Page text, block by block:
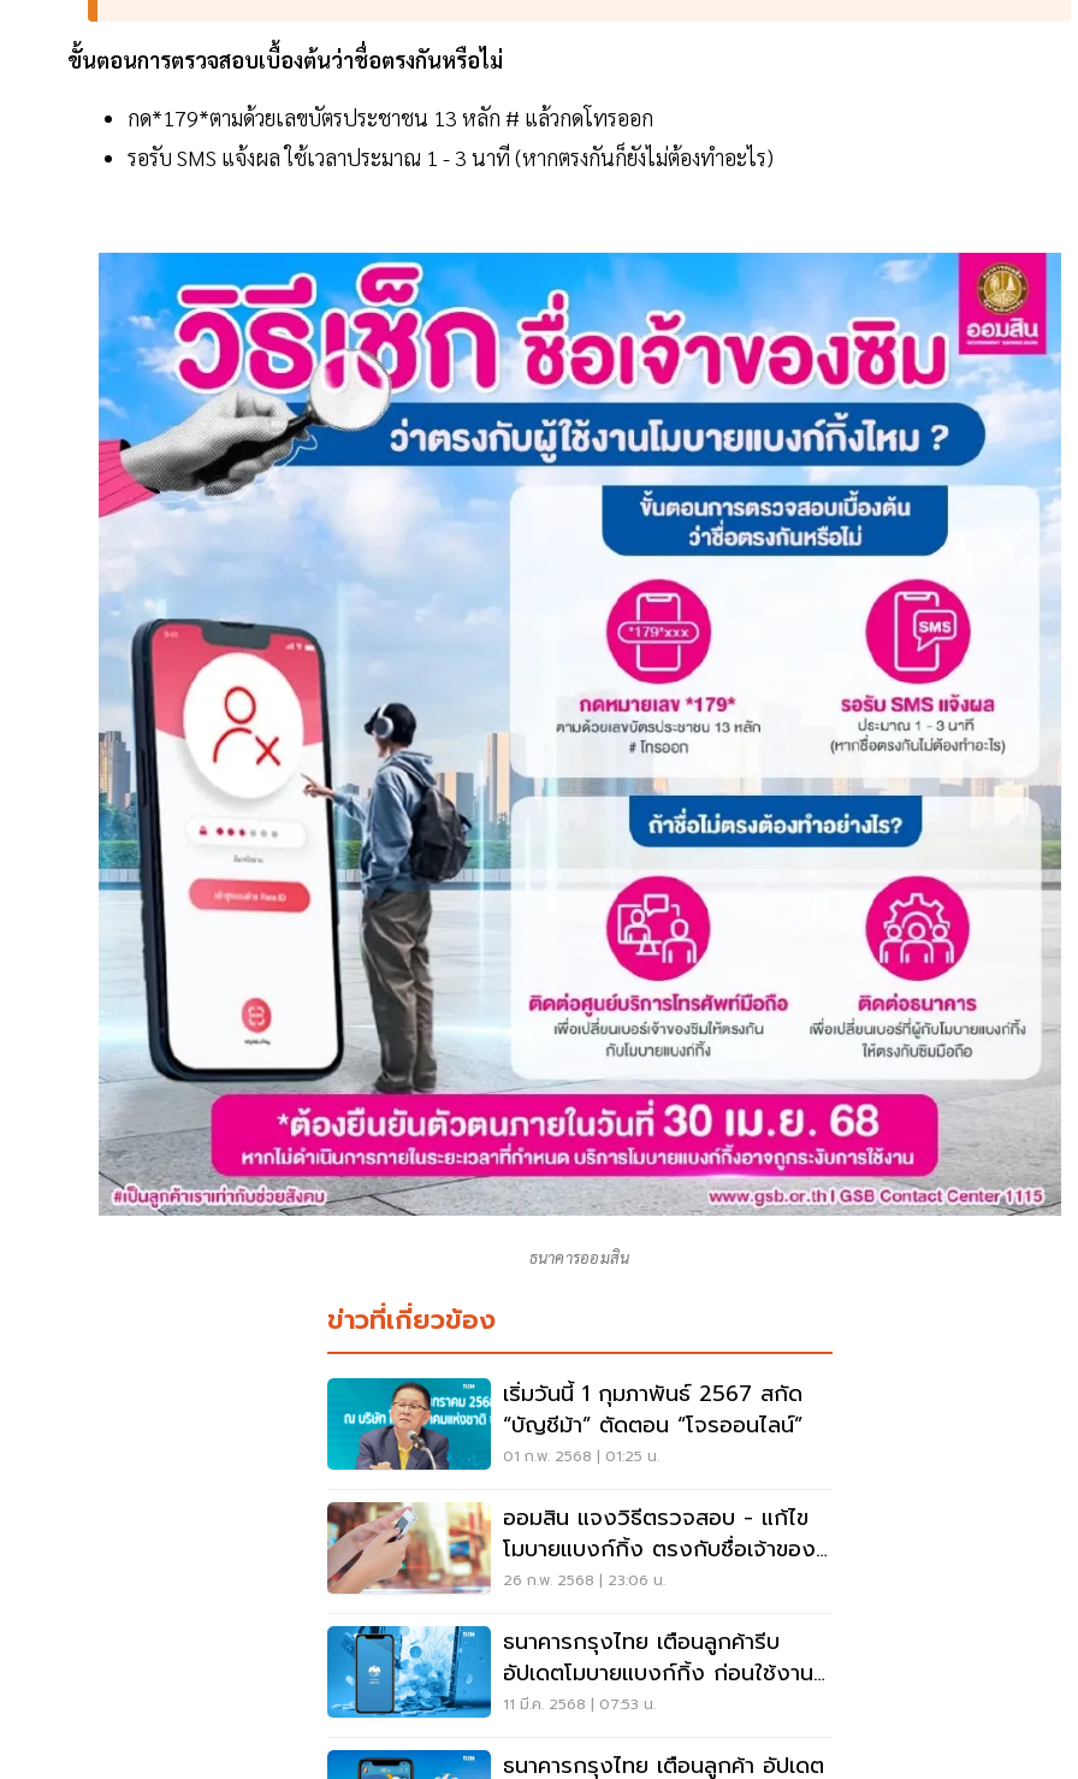
ขั้นตอนการตรวจสอบเบื้องต้นว่าชื่อตรงกันหรือไม่
กด*179*ตามด้วยเลขบัตรประชาชน 13 หลัก # แล้วกดโทรออก
รอรับ SMS แจ้งผล ใช้เวลาประมาณ 1 - 3 นาที (หากตรงกันก็ยังไม่ต้องทำอะไร)
ธนาคารออมสิน
ข่าวที่เกี่ยวข้อง
เริ่มวันนี้ 1 กุมภาพันธ์ 2567 สกัด
“บัญชีม้า” ตัดตอน “โจรออนไลน์”
01 ก.พ. 2568 | 01:25 น.
ออมสิน แจงวิธีตรวจสอบ - แก้ไข
โมบายแบงก์กิ้ง ตรงกับชื่อเจ้าของ
ซิม
26 ก.พ. 2568 | 23:06 น.
ธนาคารกรุงไทย เตือนลูกค้ารีบ
อัปเดตโมบายแบงก์กิ้ง ก่อนใช้งาน
ไม่ได้
11 มี.ค. 2568 | 07:53 น.
ธนาคารกรุงไทย เตือนลูกค้า อัปเดต